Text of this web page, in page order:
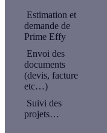
Estimation et
demande de
Prime Effy
Envoi des
documents
(devis, facture
etc…)
Suivi des
projets…